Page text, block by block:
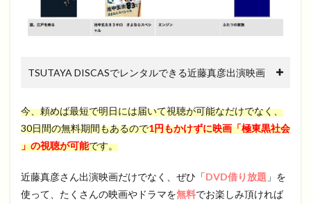
TSUTAYA DISCASでレンタルできる近藤真彦出演映画
今、頼めば最短で明日には届いて視聴が可能なだけでなく、
30日間の無料期間もあるので1円もかけずに映画「極東黒社会
」の視聴が可能です。
近藤真彦さん出演映画だけでなく、ぜひ「DVD借り放題 」を
使って、たくさんの映画やドラマを無料でお楽しみ頂ければ